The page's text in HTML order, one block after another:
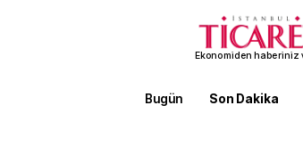
Ekonomiden haberiniz
Bugün Son Dakika